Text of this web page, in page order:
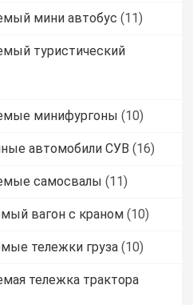
мини автобус (11)
туристический
минифургоны (10)
автомобили СУВ (16)
самосвалы (11)
вагон с краном (10)
тележки груза (10)
тележка трактора